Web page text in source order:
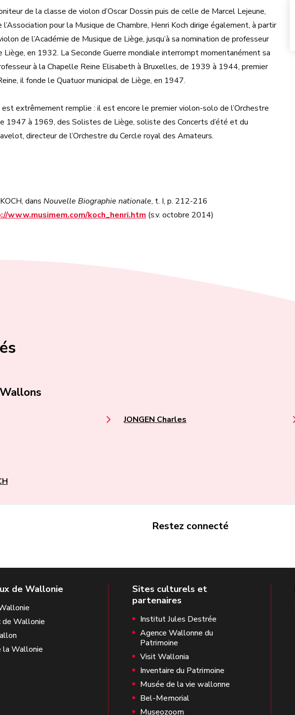
de la classe de violon d’Oscar Dossin puis de celle de Marcel Lejeune,
pour la Musique de Chambre, Henri Koch dirige également, à partir
de l’Académie de Musique de Liège, jusqu’à sa nomination de professeur
Liège, en 1932. La Seconde Guerre mondiale interrompt momentanément sa
à la Chapelle Reine Elisabeth à Bruxelles, de 1939 à 1944, premier
il fonde le Quatuor municipal de Liège, en 1947.
est extrêmement remplie : il est encore le premier violon-solo de l’Orchestre
1947 à 1969, des Solistes de Liège, soliste des Concerts d’été et du
directeur de l’Orchestre du Cercle royal des Amateurs.
dans Nouvelle Biographie nationale, t. I, p. 212-216
www.musimem.com/koch_henri.htm (s.v. octobre 2014)
JONGEN Charles
Restez connecté
de Wallonie
la Wallonie
Institut Jules Destrée
Agence Wallonne du
Patrimoine
Visit Wallonia
Inventaire du Patrimoine
Musée de la vie wallonne
Bel-Memorial
Museozoom